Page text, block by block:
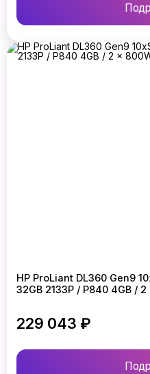
HP ProLiant DL360 Gen9
32GB 2133P / P840 4GB /
229 043 ₽